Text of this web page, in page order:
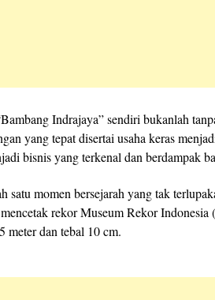
Indrajaya” sendiri bukanlah
yang tepat disertai usaha keras
bisnis yang terkenal dan berdampak
satu momen bersejarah yang tak
rekor Museum Rekor
meter dan tebal 10 cm.